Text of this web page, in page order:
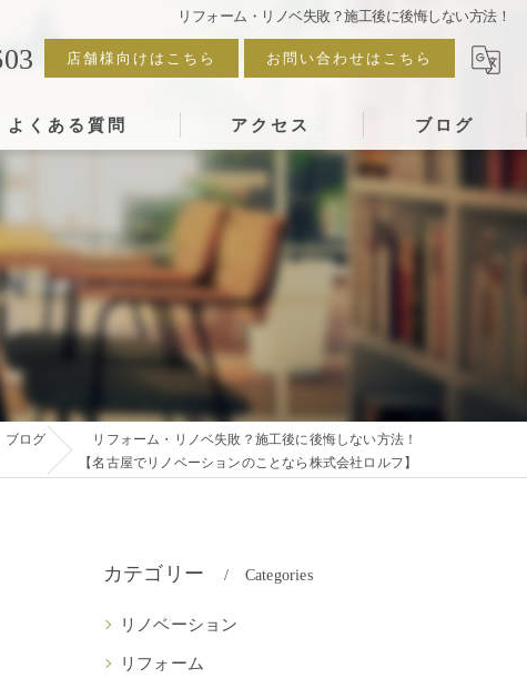
リフォーム・リノベ失敗？施工後に後悔しない方法！
店舗様向けはこちら お問い合わせはこちら
よくある質問 アクセス ブログ
ブログ
リフォーム・リノベ失敗？施工後に後悔しない方法！
【名古屋でリノベーションのことなら株式会社ロルフ】
カテゴリー Categories
リノベーション
リフォーム